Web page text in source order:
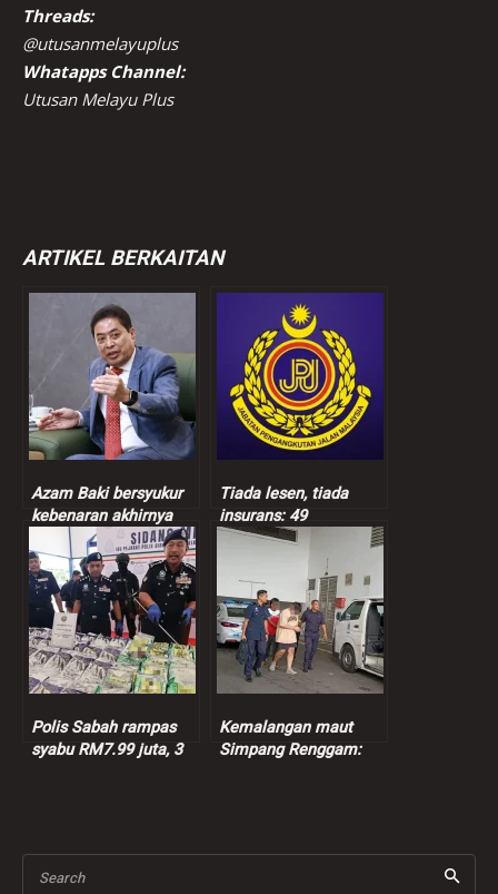
Threads:
@utusanmelayuplus
Whatapps Channel:
Utusan Melayu Plus
ARTIKEL BERKAITAN
Azam Baki bersyukur
kebenaran akhirnya
terbukti
Tiada lesen, tiada
insurans: 49
kenderaan dipandu
warga asing disita
Polis Sabah rampas
syabu RM7.99 juta, 3
Kemalangan maut
Simpang Renggam:
Search